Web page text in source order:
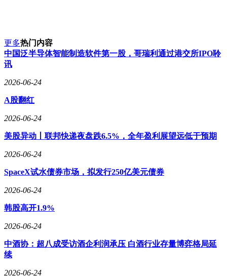
更多热门内容
中国泛半导体智能制造软件第一股，哥瑞利通过港交所IPO聆
讯
2026-06-24
A股翻红
2026-06-24
美股异动丨联邦快递夜盘跌6.5%，全年盈利展望远低于预期
2026-06-24
SpaceX试水债券市场，拟发行250亿美元债券
2026-06-24
韩股高开1.9%
2026-06-24
中酒协：超八成受访酒企利润承压 白酒行业存量博弈格局延
续
2026-06-24